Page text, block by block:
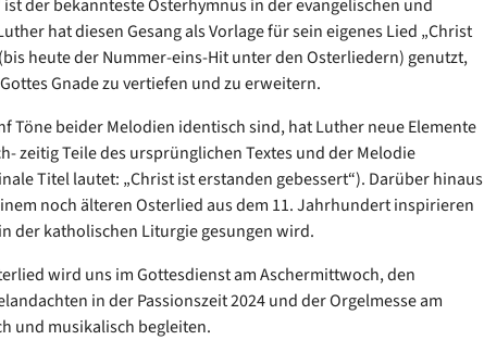
der bekannteste Osterhymnus in der evangelischen und
hat diesen Gesang als Vorlage für sein eigenes Lied „Christ
heute der Nummer-eins-Hit unter den Osterliedern) genutzt,
Gnade zu vertiefen und zu erweitern.
Töne beider Melodien identisch sind, hat Luther neue Elemente
zeitig Teile des ursprünglichen Textes und der Melodie
Titel lautet: „Christ ist erstanden gebessert“). Darüber hinaus
noch älteren Osterlied aus dem 11. Jahrhundert inspirieren
der katholischen Liturgie gesungen wird.
wird uns im Gottesdienst am Aschermittwoch, den
in der Passionszeit 2024 und der Orgelmesse am
und musikalisch begleiten.